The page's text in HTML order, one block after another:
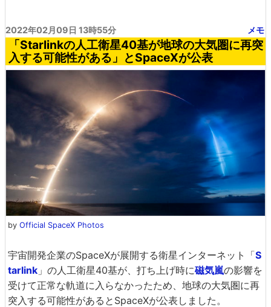
2022年02月09日 13時55分 メモ
「Starlinkの人工衛星40基が地球の大気圏に再突
入する可能性がある」とSpaceXが公表
by Official SpaceX Photos
宇宙開発企業のSpaceXが展開する衛星インターネット「S
tarlink 」の人工衛星40基が、打ち上げ時に磁気嵐の影響を
受けて正常な軌道に入らなかったため、地球の大気圏に再
突入する可能性があるとSpaceXが公表しました。